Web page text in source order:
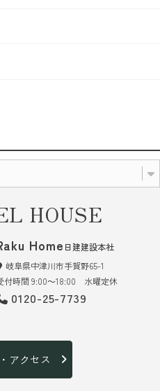
HOUSE
Home 日建建設本社
岐阜県中津川市手賀野65-1
付時間 9:00～18:00 水曜定休
0120-25-7739
アクセス